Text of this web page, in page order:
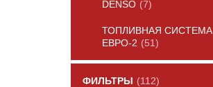
DENSO (7)
ТОПЛИВНАЯ СИСТЕМА
ЕВРО-2 (51)
ФИЛЬТРЫ (112)